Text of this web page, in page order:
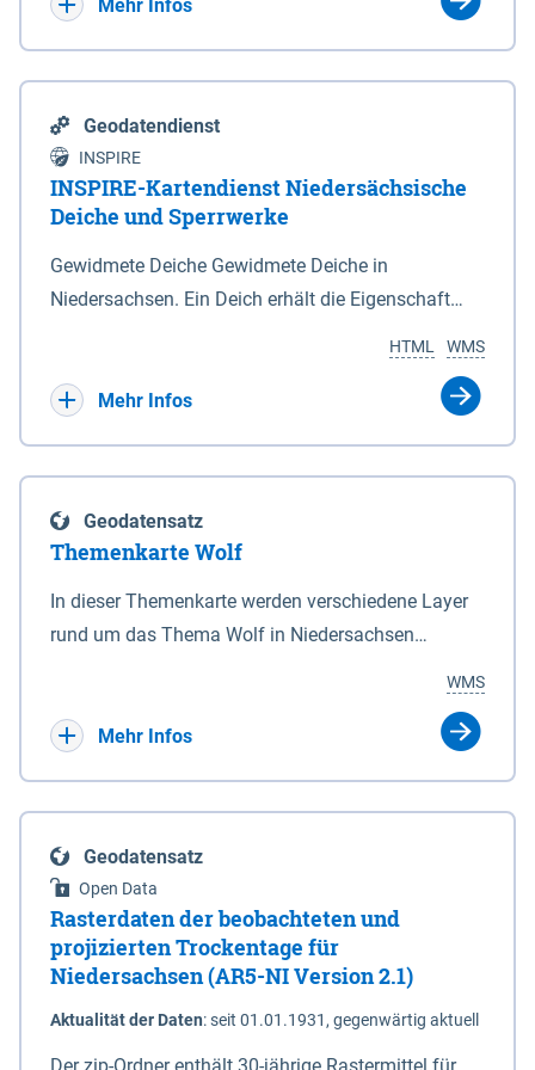
Mehr Infos
Geodatendienst
INSPIRE
INSPIRE-Kartendienst Niedersächsische
Deiche und Sperrwerke
Gewidmete Deiche Gewidmete Deiche in
Niedersachsen. Ein Deich erhält die Eigenschaft
Deichbehörde durch Verordnung ausspricht. Für
enthalten. Sperrwerke Sperrwerke sind Bauwerke
mit Sperrvorrichtungen in Tidegewässern, die dem
Schutz eines Gebietes vor erhöhten Tiden, vor allem
vor Sturmfluten, zu dienen bestimmt sind (§2 Abs.3
Eigenschaft eines Sperrwerkes durch Widmung, die
die Deichbehörde durch Verordnung ausspricht.
WMS
HTML
Mehr Infos
Geodatensatz
Themenkarte Wolf
In dieser Themenkarte werden verschiedene Layer
rund um das Thema Wolf in Niedersachsen
sowie Status der bestehenden Wolfsterritorien im
laufenden Monitoringjahr.
WMS
Mehr Infos
Geodatensatz
Open Data
Rasterdaten der beobachteten und
projizierten Trockentage für
Niedersachsen (AR5-NI Version 2.1)
Aktualität der Daten:seit 01.01.1931, gegenwärtig aktuell